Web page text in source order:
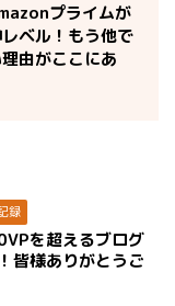
プライムが
ベル！もう他で
由がここにあ
録
を超えるブログ
皆様ありがとうご